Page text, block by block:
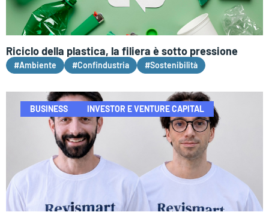
Riciclo della plastica, la filiera è sotto pressione
#Ambiente #Confindustria #Sostenibilità
BUSINESS INVESTOR E VENTURE CAPITAL